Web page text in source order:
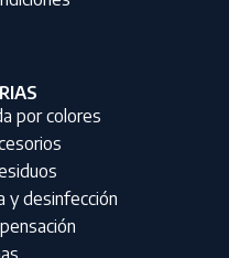
por colores
y desinfección